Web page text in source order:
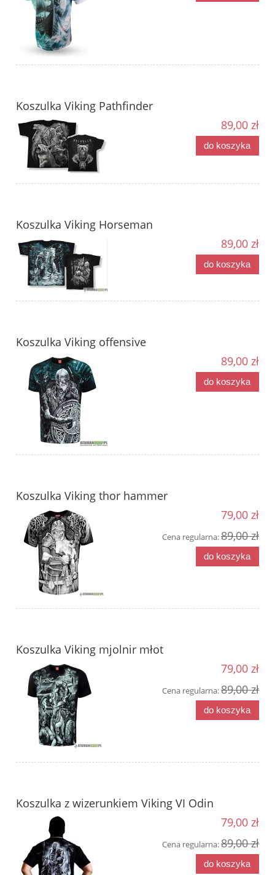
Koszulka Viking Pathfinder
89,00 zł
do koszyka
Koszulka Viking Horseman
89,00 zł
do koszyka
Koszulka Viking offensive
89,00 zł
do koszyka
Koszulka Viking thor hammer
79,00 zł
Cena regularna:89,00 zł
do koszyka
Koszulka Viking mjolnir młot
79,00 zł
Cena regularna:89,00 zł
do koszyka
Koszulka z wizerunkiem Viking VI Odin
79,00 zł
Cena regularna:89,00 zł
do koszyka